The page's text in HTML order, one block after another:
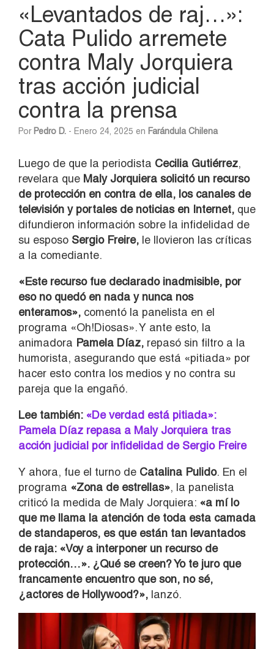
«Levantados de raj…»:
Cata Pulido arremete
contra Maly Jorquiera
tras acción judicial
contra la prensa
Por Pedro D. - Enero 24, 2025 en Farándula Chilena
Luego de que la periodista Cecilia Gutiérrez,
revelara que Maly Jorquiera solicitó un recurso
de protección en contra de ella, los canales de
televisión y portales de noticias en Internet, que
difundieron información sobre la infidelidad de
su esposo Sergio Freire, le llovieron las críticas
a la comediante.
«Este recurso fue declarado inadmisible, por
eso no quedó en nada y nunca nos
enteramos», comentó la panelista en el
programa «Oh!Diosas». Y ante esto, la
animadora Pamela Díaz, repasó sin filtro a la
humorista, asegurando que está «pitiada» por
hacer esto contra los medios y no contra su
pareja que la engañó.
Lee también:«De verdad está pitiada»:
Pamela Díaz repasa a Maly Jorquiera tras
acción judicial por infidelidad de Sergio Freire
Y ahora, fue el turno de Catalina Pulido. En el
programa «Zona de estrellas», la panelista
criticó la medida de Maly Jorquiera: «a mí lo
que me llama la atención de toda esta camada
de standaperos, es que están tan levantados
de raja: «Voy a interponer un recurso de
protección…». ¿Qué se creen? Yo te juro que
francamente encuentro que son, no sé,
¿actores de Hollywood?», lanzó.